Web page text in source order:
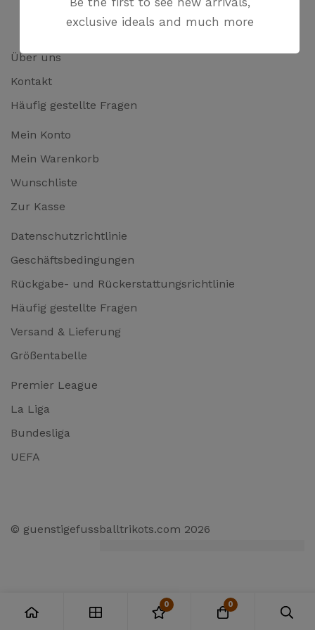
Über uns
Kontakt
Häufig gestellte Fragen
Mein Konto
Mein Warenkorb
Wunschliste
Zur Kasse
Datenschutzrichtlinie
Geschäftsbedingungen
Rückgabe- und Rückerstattungsrichtlinie
Häufig gestellte Fragen
Versand & Lieferung
Größentabelle
Premier League
La Liga
Bundesliga
UEFA
© guenstigefussballtrikots.com 2026
exclusive ideals and much more
0 0